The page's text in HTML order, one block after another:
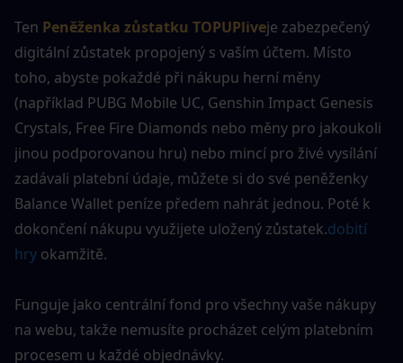
Ten Peněženka zůstatku TOPUPliveje zabezpečený
digitální zůstatek propojený s vaším účtem. Místo
toho, abyste pokaždé při nákupu herní měny
(například PUBG Mobile UC, Genshin Impact Genesis
Crystals, Free Fire Diamonds nebo měny pro jakoukoli
jinou podporovanou hru) nebo mincí pro živé vysílání
zadávali platební údaje, můžete si do své peněženky
Balance Wallet peníze předem nahrát jednou. Poté k
dokončení nákupu využijete uložený zůstatek.dobití
hry okamžitě.
Funguje jako centrální fond pro všechny vaše nákupy
na webu, takže nemusíte procházet celým platebním
procesem u každé objednávky.